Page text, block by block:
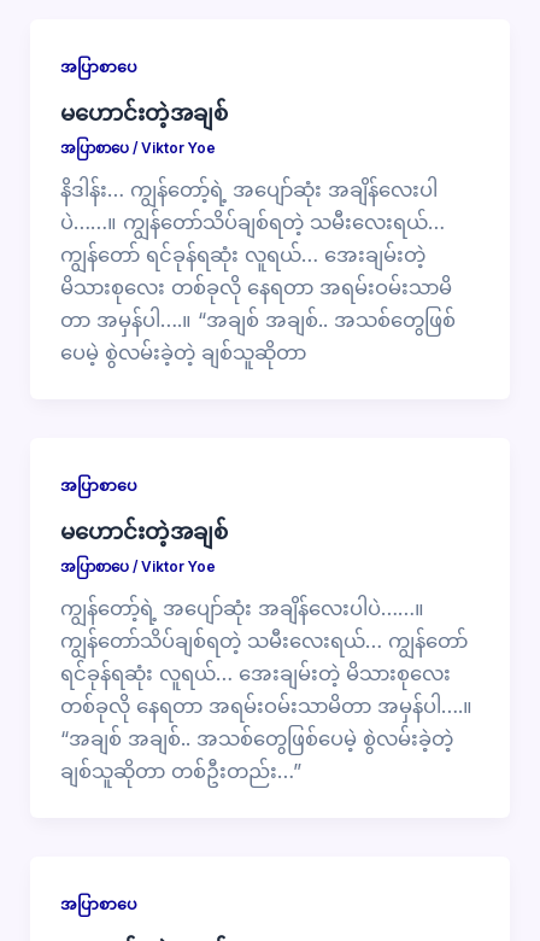
အပြာစာပေ
မဟောင်းတဲ့အချစ်
အပြာစာပေ/ Viktor Yoe
နိဒါန်း… ကျွန်တော့်ရဲ့ အပျော်ဆုံး အချိန်လေးပါ
ပဲ……။ ကျွန်တော်သိပ်ချစ်ရတဲ့ သမီးလေးရယ်…
ကျွန်တော် ရင်ခုန်ရဆုံး လူရယ်… အေးချမ်းတဲ့
မိသားစုလေး တစ်ခုလို နေရတာ အရမ်းဝမ်းသာမိ
တာ အမှန်ပါ….။ “အချစ် အချစ်.. အသစ်တွေဖြစ်
ပေမဲ့ စွဲလမ်းခဲ့တဲ့ ချစ်သူဆိုတာ
အပြာစာပေ
မဟောင်းတဲ့အချစ်
အပြာစာပေ/ Viktor Yoe
ကျွန်တော့်ရဲ့ အပျော်ဆုံး အချိန်လေးပါပဲ……။
ကျွန်တော်သိပ်ချစ်ရတဲ့ သမီးလေးရယ်… ကျွန်တော်
ရင်ခုန်ရဆုံး လူရယ်… အေးချမ်းတဲ့ မိသားစုလေး
တစ်ခုလို နေရတာ အရမ်းဝမ်းသာမိတာ အမှန်ပါ….။
“အချစ် အချစ်.. အသစ်တွေဖြစ်ပေမဲ့ စွဲလမ်းခဲ့တဲ့
ချစ်သူဆိုတာ တစ်ဦးတည်း…”
အပြာစာပေ